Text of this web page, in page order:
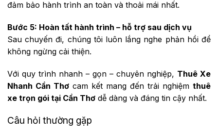
đảm bảo hành trình an toàn và thoải mái nhất.
Bước 5: Hoàn tất hành trình – hỗ trợ sau dịch vụ
Sau chuyến đi, chúng tôi luôn lắng nghe phản hồi để
không ngừng cải thiện.
Với quy trình nhanh – gọn – chuyên nghiệp, Thuê Xe
Nhanh Cần Thơ cam kết mang đến trải nghiệm thuê
xe trọn gói tại Cần Thơ dễ dàng và đáng tin cậy nhất.
Câu hỏi thường gặp